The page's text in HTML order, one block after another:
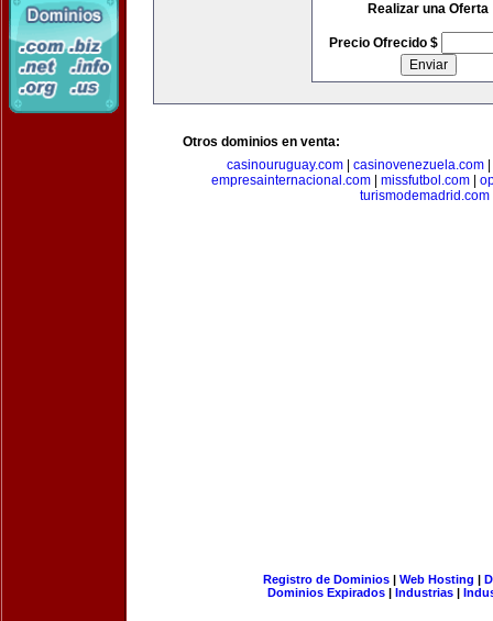
Realizar una Oferta
Precio Ofrecido $
Otros dominios en venta:
casinouruguay.com| casinovenezuela.com|
empresainternacional.com| missfutbol.com|
turismodemadrid.com
Registro de Dominios| Web Hosting |
Dominios Expirados | Industrias |